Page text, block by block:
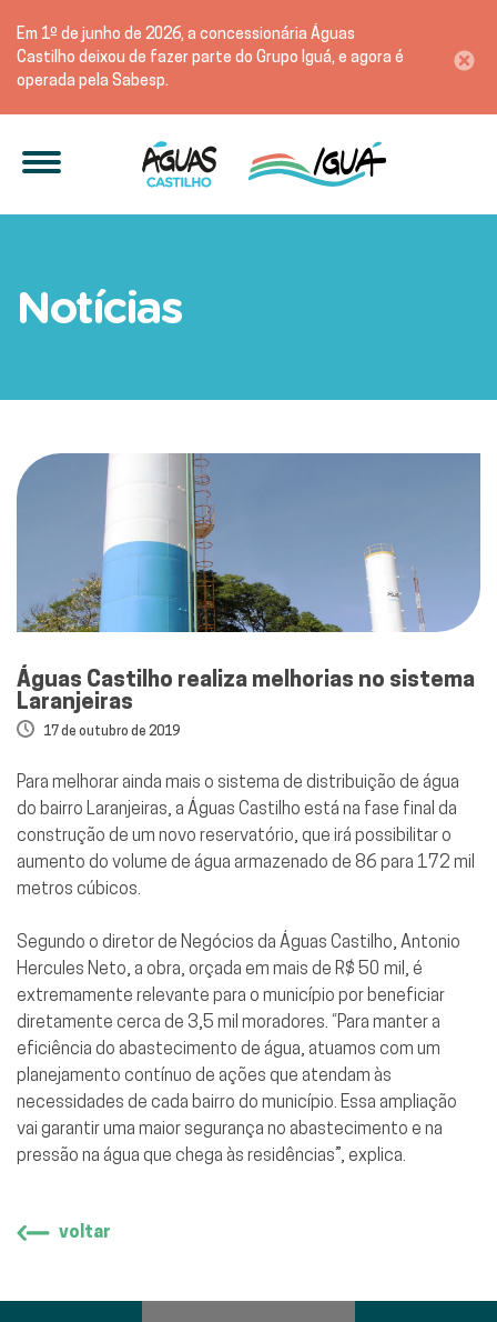
Em 1º de junho de 2026, a concessionária Águas
Castilho deixou de fazer parte do Grupo Iguá, e agora é
operada pela Sabesp.
Notícias
Águas Castilho realiza melhorias no sistema
Laranjeiras
17 de outubro de 2019
Para melhorar ainda mais o sistema de distribuição de água
do bairro Laranjeiras, a Águas Castilho está na fase final da
construção de um novo reservatório, que irá possibilitar o
aumento do volume de água armazenado de 86 para 172 mil
metros cúbicos.
Segundo o diretor de Negócios da Águas Castilho, Antonio
Hercules Neto, a obra, orçada em mais de R$ 50 mil, é
extremamente relevante para o município por beneficiar
diretamente cerca de 3,5 mil moradores. “Para manter a
eficiência do abastecimento de água, atuamos com um
planejamento contínuo de ações que atendam às
necessidades de cada bairro do município. Essa ampliação
vai garantir uma maior segurança no abastecimento e na
pressão na água que chega às residências”, explica.
voltar